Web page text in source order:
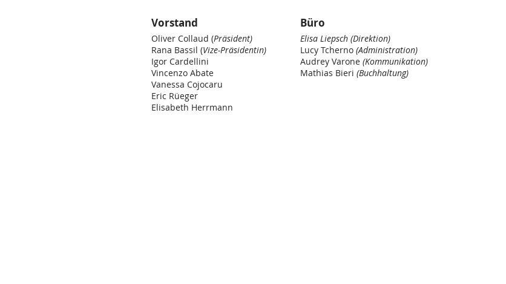
Vorstand
Oliver Collaud (Präsident)
Rana Bassil (Vize-Präsidentin)
Igor Cardellini
Vincenzo Abate
Vanessa Cojocaru
Eric Rüeger
Elisabeth Herrmann
Büro
Elisa Liepsch (Direktion)
Lucy Tcherno (Administration)
Audrey Varone (Kommunikation)
Mathias Bieri (Buchhaltung)